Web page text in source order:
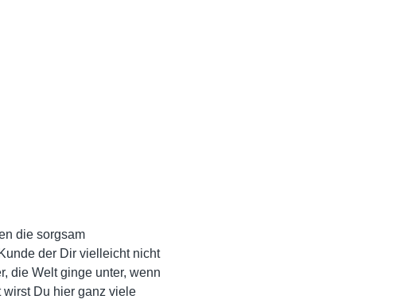
die sorgsam
der Dir vielleicht nicht
die Welt ginge unter, wenn
wirst Du hier ganz viele